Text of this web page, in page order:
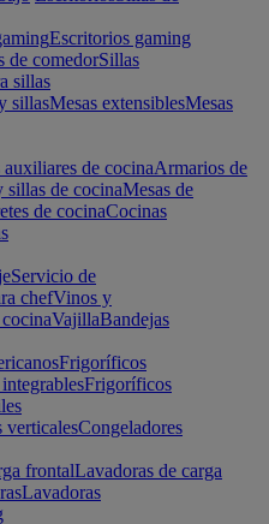
Escritorios gaming
de comedorSillas
sillas
sillasMesas extensiblesMesas
de cocinaArmarios de
sillas de cocinaMesas de
de cocinaCocinas
Servicio de
chefVinos y
VajillaBandejas
Frigoríficos
Frigoríficos
verticalesCongeladores
frontalLavadoras de carga
Lavadoras